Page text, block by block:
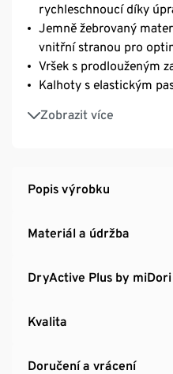
rychleschnoucí díky
Jemně žebrovaný
vnitřní stranou pro
Vršek s prodlouženým
Kalhoty s elastickým
Zobrazit více
Měkký, elastický
Popis výrobku
Materiál a údržba
DryActive Plus by miDori
Kvalita
Doručení a vrácení